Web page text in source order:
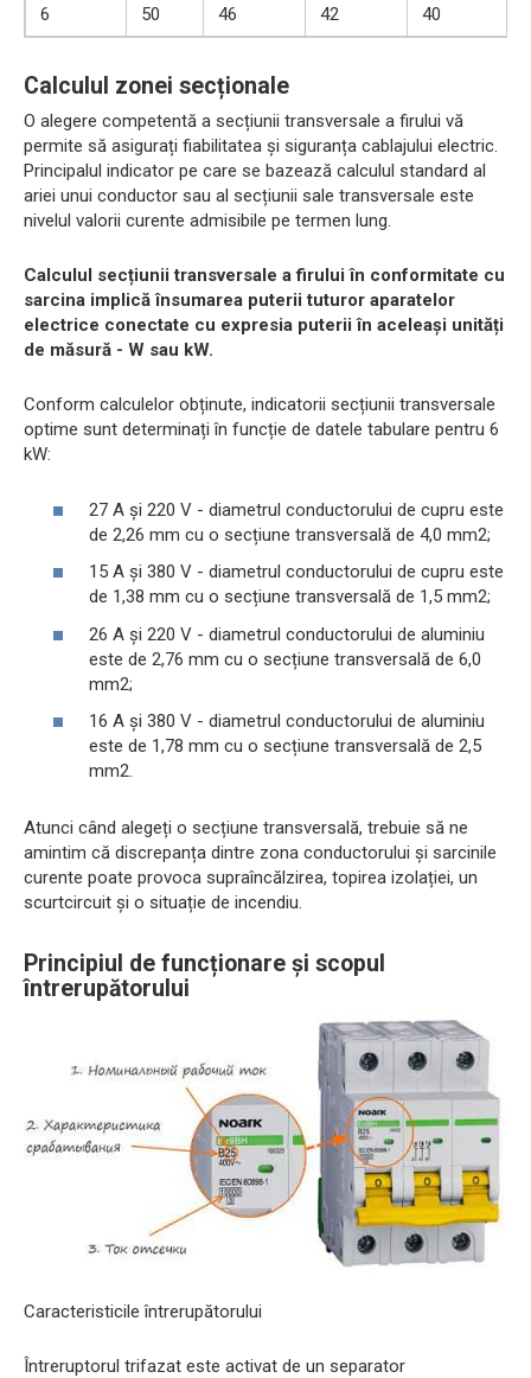
6
50 46 42 40
Calculul zonei secționale
O alegere competentă a secțiunii transversale a firului vă
permite să asigurați fiabilitatea și siguranța cablajului electric.
Principalul indicator pe care se bazează calculul standard al
ariei unui conductor sau al secțiunii sale transversale este
nivelul valorii curente admisibile pe termen lung.
Calculul secțiunii transversale a firului în conformitate cu
sarcina implică însumarea puterii tuturor aparatelor
electrice conectate cu expresia puterii în aceleași unități
de măsură - W sau kW.
Conform calculelor obținute, indicatorii secțiunii transversale
optime sunt determinați în funcție de datele tabulare pentru 6
kW:
27 A și 220 V - diametrul conductorului de cupru este
de 2,26 mm cu o secțiune transversală de 4,0 mm2;
15 A și 380 V - diametrul conductorului de cupru este
de 1,38 mm cu o secțiune transversală de 1,5 mm2;
26 A și 220 V - diametrul conductorului de aluminiu
este de 2,76 mm cu o secțiune transversală de 6,0
mm2;
16 A și 380 V - diametrul conductorului de aluminiu
este de 1,78 mm cu o secțiune transversală de 2,5
mm2.
Atunci când alegeți o secțiune transversală, trebuie să ne
amintim că discrepanța dintre zona conductorului și sarcinile
curente poate provoca supraîncălzirea, topirea izolației, un
scurtcircuit și o situație de incendiu.
Principiul de funcționare și scopul
întrerupătorului
Caracteristicile întrerupătorului
Întreruptorul trifazat este activat de un separator